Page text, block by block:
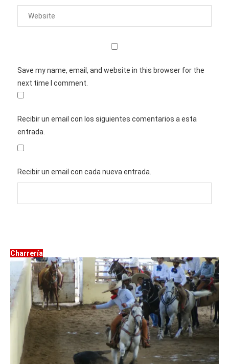
Save my name, email, and website in this browser for the
next time I comment.
Recibir un email con los siguientes comentarios a esta
entrada.
Recibir un email con cada nueva entrada.
Charrería